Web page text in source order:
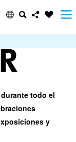
todo el
y